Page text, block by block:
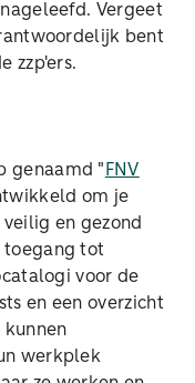
Vergeet
bent
zzp'ers.
genaamd " FNV
om je
en gezond
toegang tot
voor de
en een overzicht
kunnen
werkplek